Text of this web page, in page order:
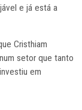
e já está a
Cristhiam
setor que tanto
em